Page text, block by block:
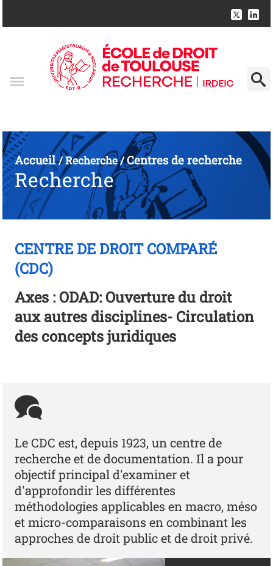
Accueil/Recherche/Centres de recherche
Recherche
CENTRE DE DROIT COMPARÉ
(CDC)
Axes : ODAD: Ouverture du droit
aux autres disciplines- Circulation
des concepts juridiques
Le CDC est, depuis 1923, un centre de
recherche et de documentation. Il a pour
objectif principal d'examiner et
d'approfondir les différentes
méthodologies applicables en macro, méso
et micro-comparaisons en combinant les
approches de droit public et de droit privé.